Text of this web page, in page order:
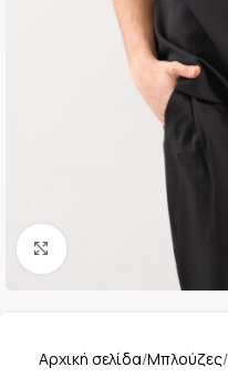
Κλικ για μεγέθυνση
Αρχική σελίδα Μπλούζες